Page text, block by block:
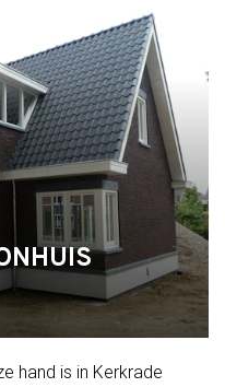
hand is in Kerkrade